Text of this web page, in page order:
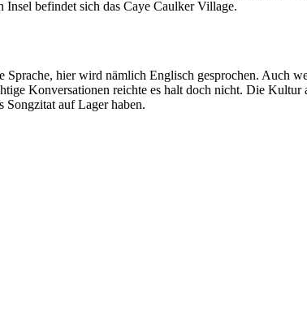
Insel befindet sich das Caye Caulker Village.
hier wird nämlich Englisch gesprochen. Auch
Konversationen reichte es halt doch nicht. Die
Songzitat auf Lager haben.